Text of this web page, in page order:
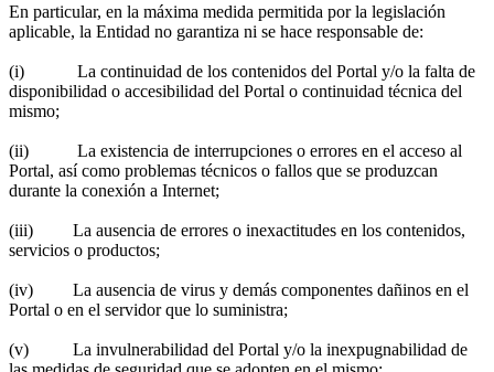
En particular, en la máxima medida permitida por la legislación
aplicable, la Entidad no garantiza ni se hace responsable de:
(i) La continuidad de los contenidos del Portal y/o la falta de
disponibilidad o accesibilidad del Portal o continuidad técnica del
mismo;
(ii) La existencia de interrupciones o errores en el acceso al
Portal, así como problemas técnicos o fallos que se produzcan
durante la conexión a Internet;
(iii) La ausencia de errores o inexactitudes en los contenidos,
servicios o productos;
(iv) La ausencia de virus y demás componentes dañinos en el
Portal o en el servidor que lo suministra;
(v) La invulnerabilidad del Portal y/o la inexpugnabilidad de